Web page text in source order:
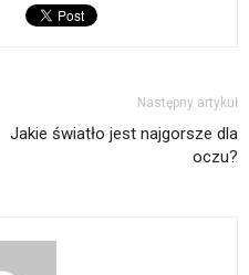
Następny artykuł
Jakie światło jest najgorsze dla
oczu?